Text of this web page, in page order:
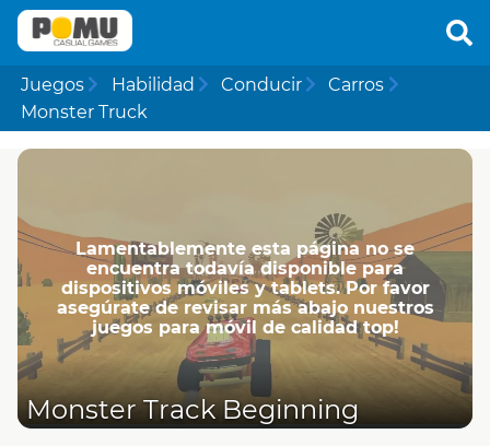
Juegos Habilidad Conducir
Carros
Monster Truck
Lamentablemente esta página no se
encuentra todavía disponible para
dispositivos móviles y tablets. Por favor
asegúrate de revisar más abajo nuestros
juegos para móvil de calidad top!
Monster Track Beginning